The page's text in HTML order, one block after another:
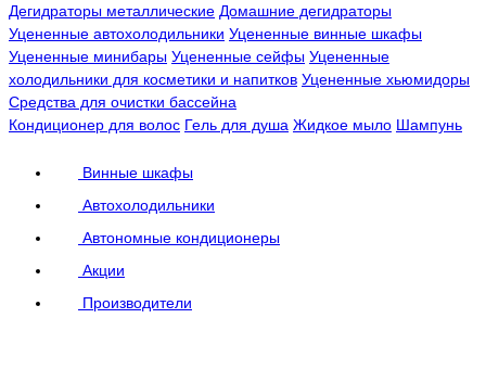
Дегидраторы металлические Домашние дегидраторы
Уцененные автохолодильники Уцененные винные шкафы
Уцененные минибары Уцененные сейфы Уцененные
холодильники для косметики и напитков Уцененные хьюмидоры
Средства для очистки бассейна
Кондиционер для волос Гель для душа Жидкое мыло Шампунь
Винные шкафы
Автохолодильники
Автономные кондиционеры
Акции
Производители